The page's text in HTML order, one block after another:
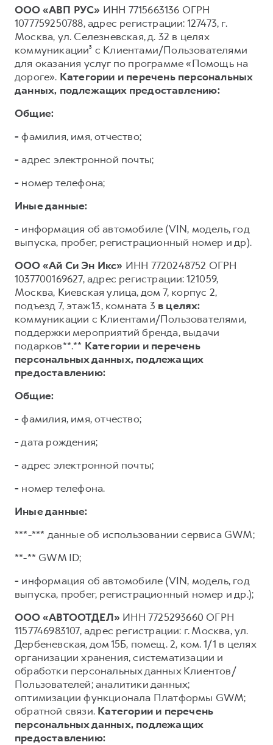
ООО «АВП РУС» ИНН 7715663136 ОГРН
1077759250788, адрес регистрации: 127473, г.
Москва, ул. Селезневская, д. 32 в целях
коммуникации³ с Клиентами/Пользователями
для оказания услуг по программе «Помощь на
дороге». Категории и перечень персональных
данных, подлежащих предоставлению:
Общие:
- фамилия, имя, отчество;
- адрес электронной почты;
- номер телефона;
Иные данные:
- информация об автомобиле (VIN, модель, год
выпуска, пробег, регистрационный номер и др).
ООО «Ай Си Эн Икс» ИНН 7720248752 ОГРН
1037700169627, адрес регистрации: 121059,
Москва, Киевская улица, дом 7, корпус 2,
подъезд 7, этаж 13, комната 3 в целях:
коммуникации с Клиентами/Пользователями,
поддержки мероприятий бренда, выдачи
подарков**.** Категории и перечень
персональных данных, подлежащих
предоставлению:
Общие:
- фамилия, имя, отчество;
-дата рождения;
- адрес электронной почты;
- номер телефона.
Иные данные:
***-*** данные об использовании сервиса GWM;
**-** GWM ID;
- информация об автомобиле (VIN, модель, год
выпуска, пробег, регистрационный номер и др.);
ООО «АВТООТДЕЛ» ИНН 7725293660 ОГРН
1157746983107, адрес регистрации: г. Москва, ул.
Дербеневская, дом 15Б, помещ. 2, ком. 1/1 в целях
организации хранения, систематизации и
обработки персональных данных Клиентов/
Пользователей; аналитики данных;
оптимизации функционала Платформы GWM;
обратной связи. Категории и перечень
персональных данных, подлежащих
предоставлению: